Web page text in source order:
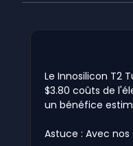
Le Innosilicon T2
$3.80 coûts de
un bénéfice
Astuce : Avec